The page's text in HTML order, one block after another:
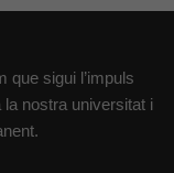
que sigui l’impuls
nostra universitat i